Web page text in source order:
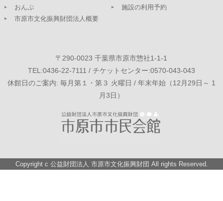
おんぷ
市原市文化振興財団法人概要
施設の利用予約
〒290-0023 千葉県市原市惣社1-1-1
TEL:0436-22-7111 / チケットセンター:0570-043-043
休館日のご案内: 毎月第１・第３ 火曜日 / 年末年始（12月29日～ 1
月3日）
Copyright c 公益財団法人 市原市文化振興財団 All rights Reserved.